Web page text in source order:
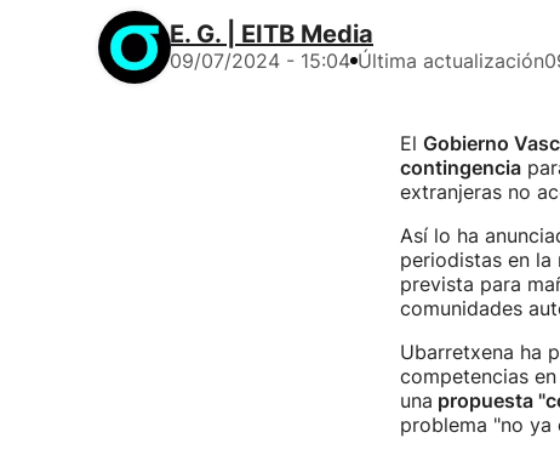
E. G. | EITB Media
09/07/2024 - 15:04 Última actualización
El Gobierno
contingencia
extranjeras no
Así lo ha
periodistas en la
prevista para
comunidades
Ubarretxena ha
competencias
una propuesta
problema "no ya